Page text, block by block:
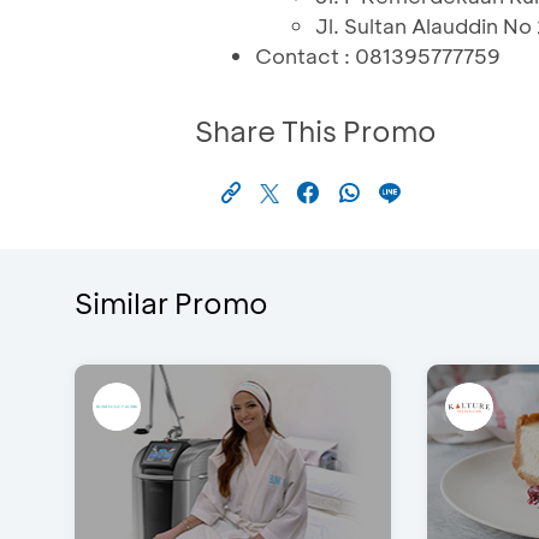
Jl. Sultan Alauddin No
Contact : 081395777759
Share This Promo
Similar Promo